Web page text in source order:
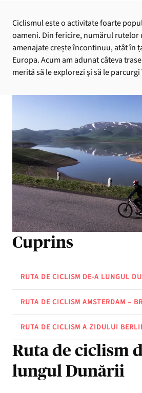
Ciclismul este o activitate foarte
oameni. Din fericire, numărul rutelor
amenajate crește încontinuu, atât în
Europa. Acum am adunat câteva
merită să le explorezi și să le
Cuprins
RUTA DE CICLISM DE-A LUNGUL
RUTA DE CICLISM AMSTERDAM –
RUTA DE CICLISM A ZIDULUI
Ruta de ciclism
lungul Dunării